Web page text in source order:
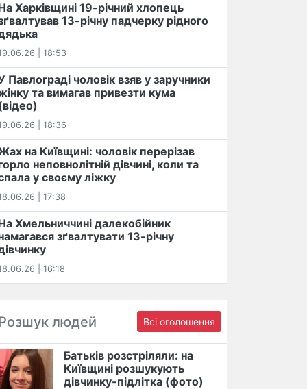
Харківщині 19-річний хлопець​
13-річну падчерку рідного
| 18:53
Павлограді чоловік взяв у заручники
та вимагав привезти кума
| 18:36
на Київщині: чоловік перерізав
неповнолітній дівчині, коли та
у своєму ліжку
| 17:38
Хмельниччині далекобійник
зґвалтувати 13-річну
| 16:18
людей Всі оголошення
Батьків розстріляли: на
Київщині розшукують
дівчинку-підлітка (фото)